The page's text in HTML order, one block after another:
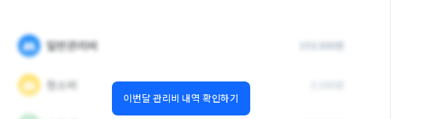
이번달 관리비 내역 확인하기